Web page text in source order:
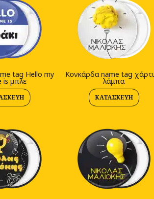
tag Hello my
is μπλε
Κονκάρδα name tag
λάμπα
ΚΑΤΑΣΚΕΥΉ